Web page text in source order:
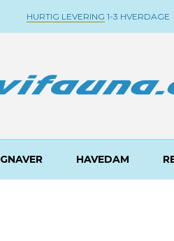
HURTIG LEVERING 1-3 HVERDAGE
GNAVER HAVEDAM